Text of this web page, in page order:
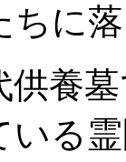
ちに
供養
いる